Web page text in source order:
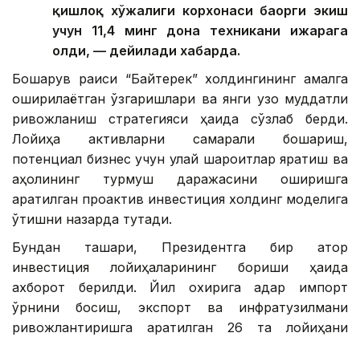
қишлоқ хўжалиги корхонаси баҳорги экиш
учун 11,4 минг дона техникани ижарага
олди, — дейилади хабарда.
Бошқарув раиси “Байтерек” холдингининг амалга
оширилаётган ўзгаришлари ва янги узоқ муддатли
ривожланиш стратегияси ҳақида сўзлаб берди.
Лойиҳа активларни самарали бошқариш,
потенциал бизнес учун қулай шароитлар яратиш ва
аҳолининг турмуш даражасини оширишга
қаратилган проактив инвестиция холдинг моделига
ўтишни назарда тутади.
Бундан ташқари, Президентга бир қатор
инвестиция лойиҳаларининг бориши ҳақида
ахборот берилди. Йил охирига қадар импорт
ўрнини босиш, экспорт ва инфратузилмани
ривожлантиришга қаратилган 26 та лойиҳани